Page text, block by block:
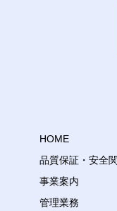
HOME
品質保証・安全
事業案内
管理業務